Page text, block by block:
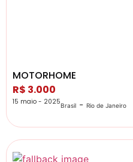
MOTORHOME
R$ 3.000
15 maio - 2025Brasil - Rio de Janeiro